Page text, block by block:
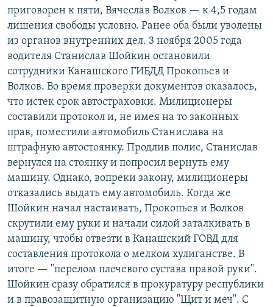
ПОДПИШИТЕСЬ НА РАССЫЛКУ
СОЦИАЛЬНЫЕ СЕТИ
Все сайты РСЕ/РС
приговорен к пяти, Вячеслав Волков — к 4,5 годам
лишения свободы условно. Ранее оба были уволены
из органов внутренних дел. 3 ноября 2005 года
водителя Станислав Шойкин остановили
сотрудники Канашского ГИБДД Прокопьев и
Волков. Во время проверки документов оказалось,
что истек срок автостраховки. Милиционеры
составили протокол и, не имея на то законных
прав, поместили автомобиль Станислава на
штрафную автостоянку. Продлив полис, Станислав
вернулся на стоянку и попросил вернуть ему
машину. Однако, вопреки закону, милиционеры
отказались выдать ему автомобиль. Когда же
Шойкин начал настаивать, Прокопьев и Волков
скрутили ему руки и начали силой заталкивать в
машину, чтобы отвезти в Канашский ГОВД для
составления протокола о мелком хулиганстве. В
итоге — "перелом плечевого сустава правой руки".
Шойкин сразу обратился в прокуратуру республики
и в правозащитную организацию "Щит и меч". С